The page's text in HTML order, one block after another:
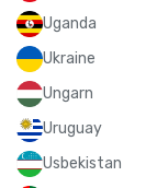
Uganda
Ukraine
Ungarn
Uruguay
Usbekistan